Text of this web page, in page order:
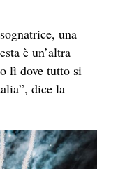
una
è un’altra
lì dove tutto si
dice la